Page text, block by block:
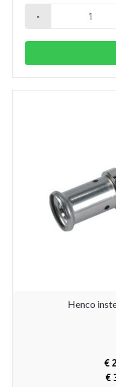
-
insteekverloop
Henco
€
€